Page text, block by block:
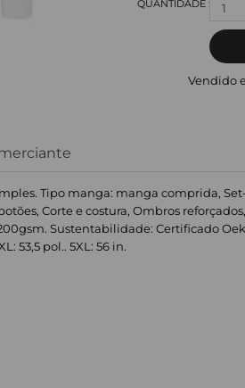
1
Vendido
Tipo manga: manga comprida,
Corte e costura, Ombros
Sustentabilidade: Certificado
53,5 pol.. 5XL: 56 in.